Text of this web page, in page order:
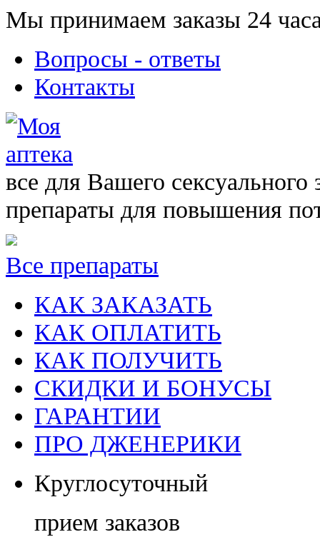
Мы принимаем заказы 24
Вопросы - ответы
Контакты
все для Вашего сексуального
препараты для повышения
Все препараты
КАК ЗАКАЗАТЬ
КАК ОПЛАТИТЬ
КАК ПОЛУЧИТЬ
СКИДКИ И БОНУСЫ
ГАРАНТИИ
ПРО ДЖЕНЕРИКИ
Круглосуточный
прием заказов